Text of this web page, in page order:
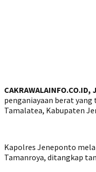
CAKRAWALAINFO.CO.ID,
penganiayaan berat
Tamalatea, Kabupaten
Kapolres Jeneponto
Tamanroya, ditangkap